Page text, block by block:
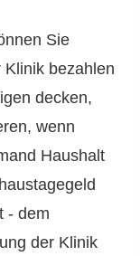
Sie
bezahlen
decken,
wenn
Haushalt
- dem
der Klinik